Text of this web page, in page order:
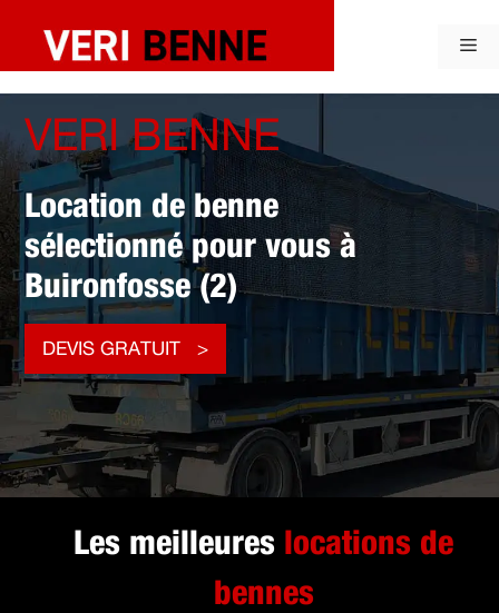
contenu
VERI BENNE
Location de benne
sélectionné pour vous à
Buironfosse (2)
DEVIS GRATUIT
Les meilleures locations de
bennes